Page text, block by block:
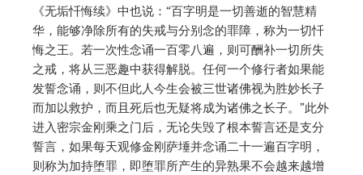
《无垢忏悔续》中也说：“百字明是一切善逝的智慧精
华，能够净除所有的失戒与分别念的罪障，称为一切忏
悔之王。若一次性念诵一百零八遍，则可酬补一切所失
之戒，将从三恶趣中获得解脱。任何一个修行者如果能
发誓念诵，则不但此人今生会被三世诸佛视为胜妙长子
而加以救护，而且死后也无疑将成为诸佛之长子。”此外
进入密宗金刚乘之门后，无论失毁了根本誓言还是支分
誓言，如果每天观修金刚萨埵并念诵二十一遍百字明，
则称为加持堕罪，即堕罪所产生的异熟果不会越来越增